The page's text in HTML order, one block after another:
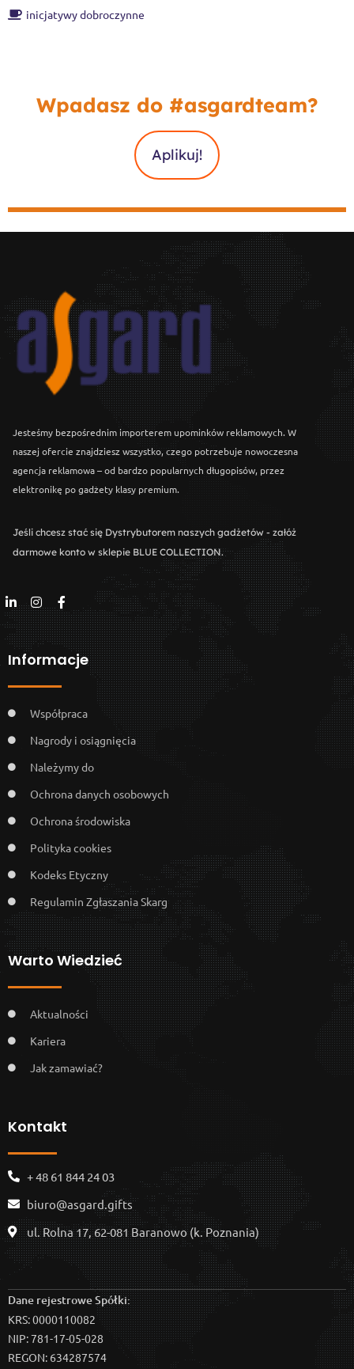
inicjatywy dobroczynne
Wpadasz do #asgardteam?
Aplikuj!
Jesteśmy bezpośrednim importerem upominków reklamowych. W
naszej ofercie znajdziesz wszystko, czego potrzebuje nowoczesna
agencja reklamowa – od bardzo popularnych długopisów, przez
elektronikę po gadżety klasy premium.
Jeśli chcesz stać się Dystrybutorem naszych gadżetów - załóż
darmowe konto w sklepie BLUE COLLECTION.
Informacje
Współpraca
Nagrody i osiągnięcia
Należymy do
Ochrona danych osobowych
Ochrona środowiska
Polityka cookies
Kodeks Etyczny
Regulamin Zgłaszania Skarg
Warto Wiedzieć
Aktualności
Kariera
Jak zamawiać?
Kontakt
+ 48 61 844 24 03
biuro@asgard.gifts
ul. Rolna 17, 62-081 Baranowo (k. Poznania)
Dane rejestrowe Spółki:
KRS: 0000110082
NIP: 781-17-05-028
REGON: 634287574